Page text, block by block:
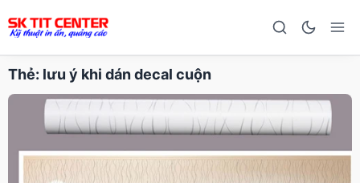
Thẻ: lưu ý khi dán decal cuộn